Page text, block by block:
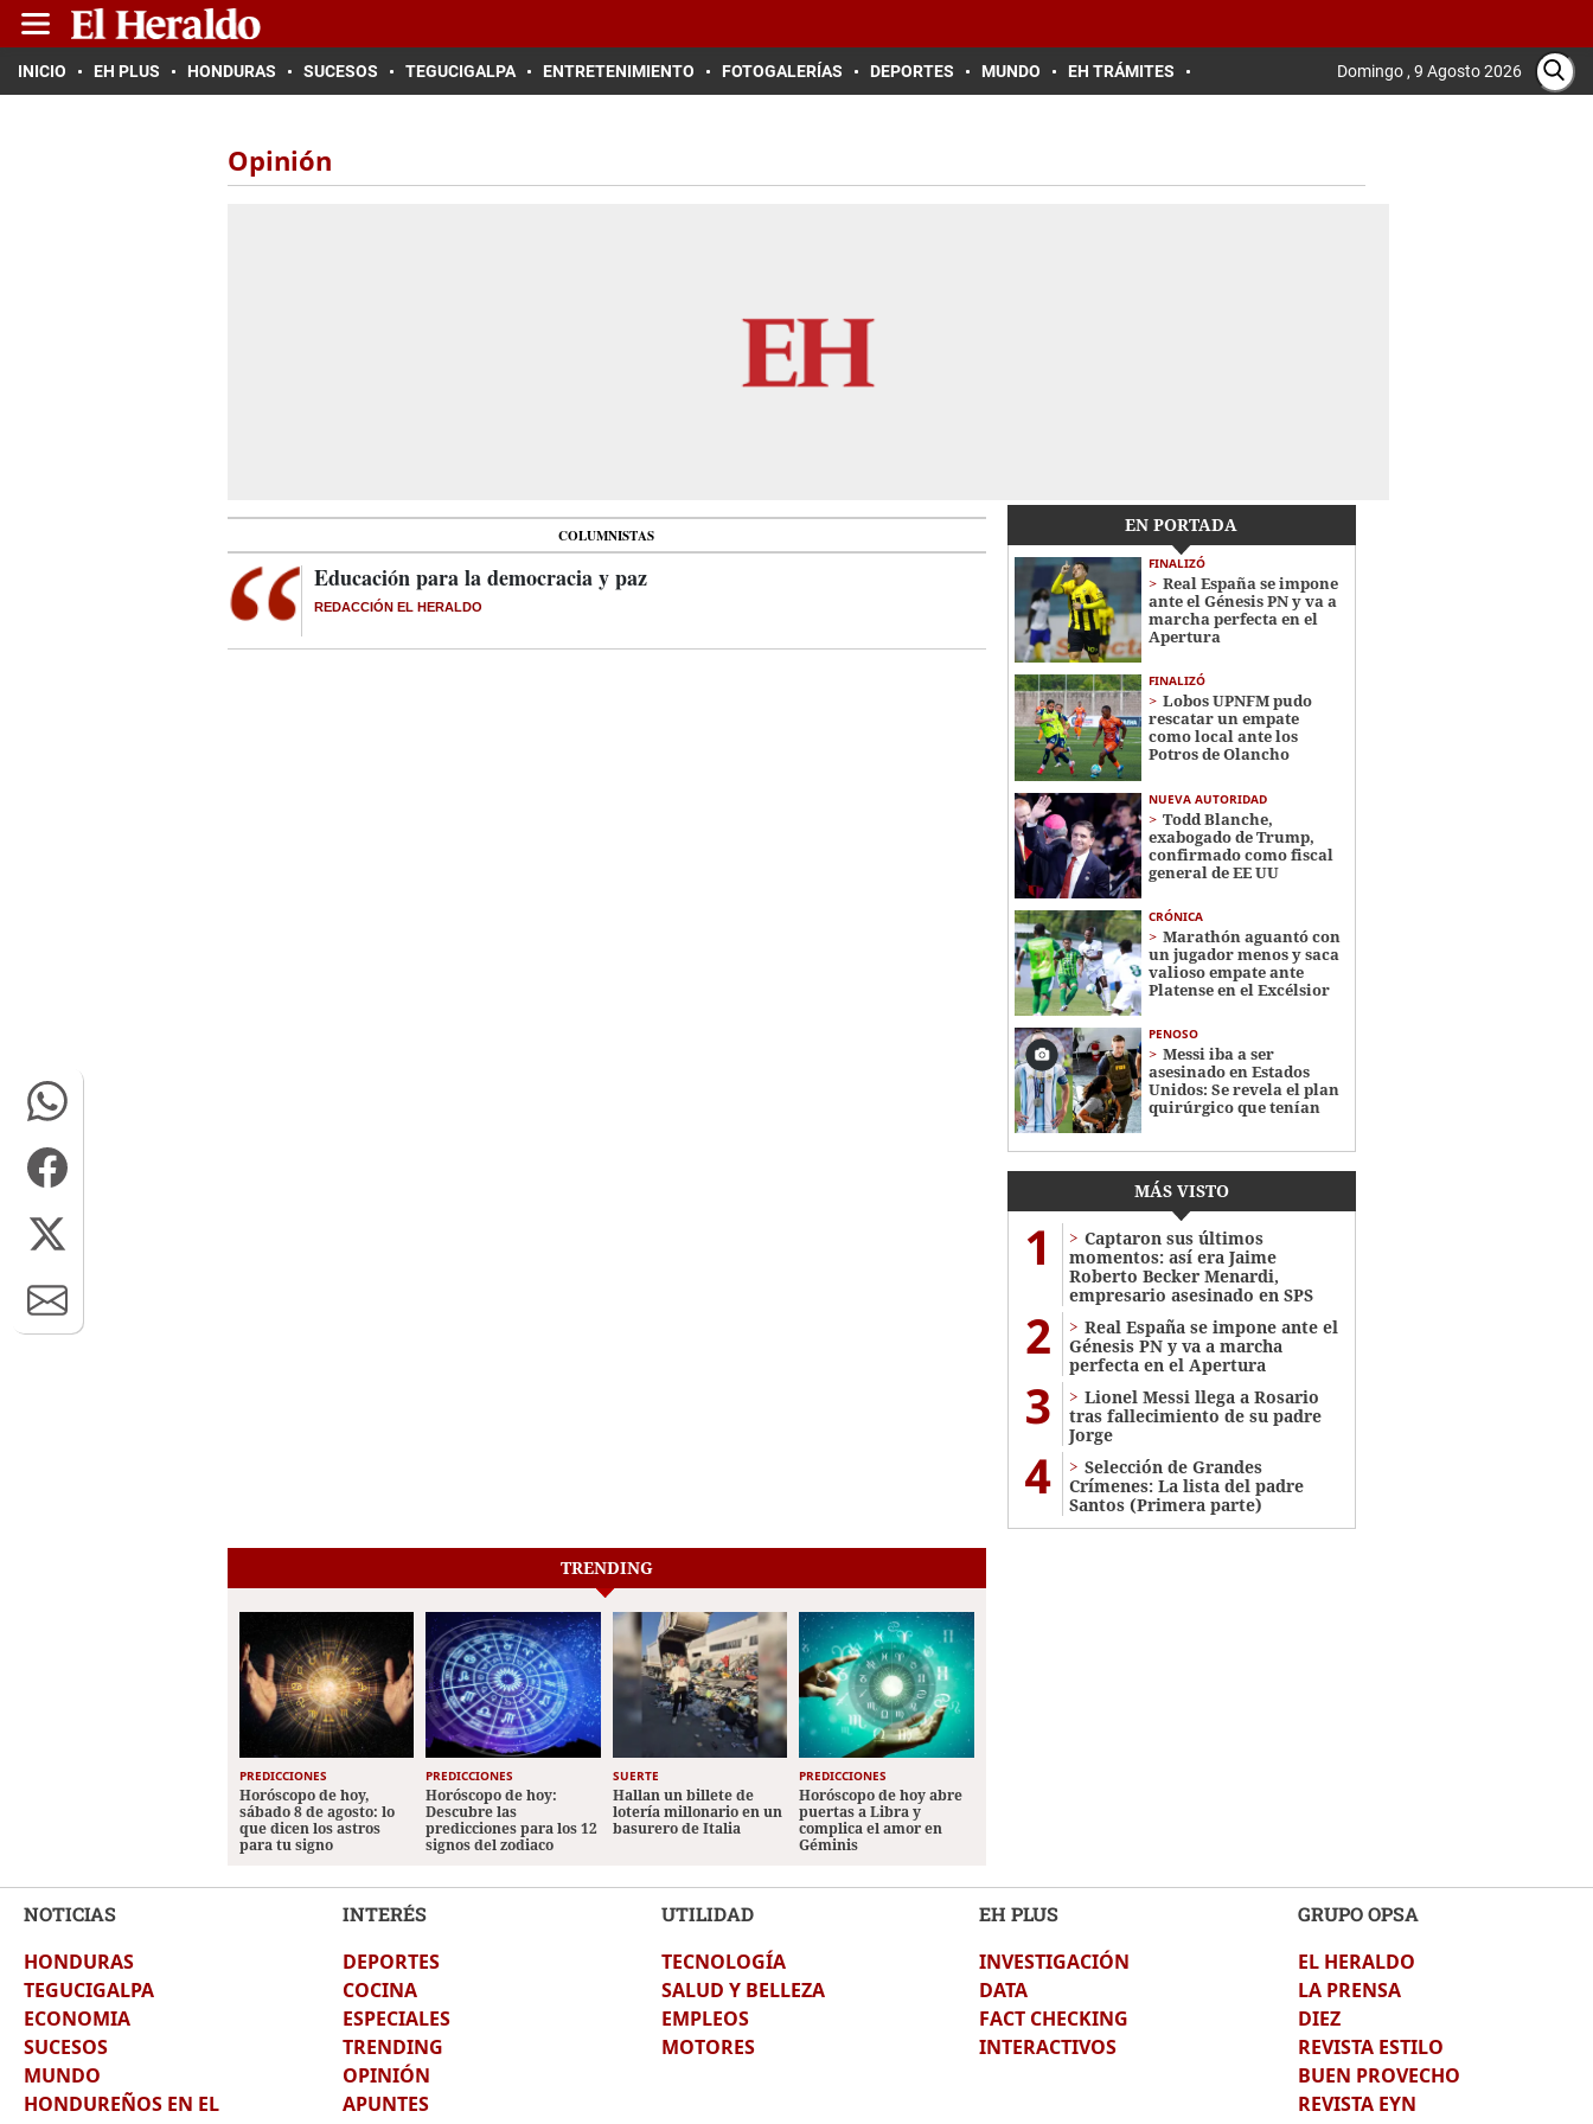
INICIO EH PLUS HONDURAS SUCESOS TEGUCIGALPA ENTRETENIMIENTO FOTOGALERÍAS DEPORTES MUNDO EH TRÁMITES Domingo , 9 Agosto 2026
Opinión
COLUMNISTAS
Educación para la democracia y paz
REDACCIÓN EL HERALDO
EN PORTADA
FINALIZÓ
Real España se impone
ante el Génesis PN y va a
marcha perfecta en el
Apertura
FINALIZÓ
Lobos UPNFM pudo
rescatar un empate
como local ante los
Potros de Olancho
NUEVA AUTORIDAD
Todd Blanche,
exabogado de Trump,
confirmado como fiscal
general de EE UU
CRÓNICA
Marathón aguantó con
un jugador menos y saca
valioso empate ante
Platense en el Excélsior
PENOSO
Messi iba a ser
asesinado en Estados
Unidos: Se revela el plan
quirúrgico que tenían
MÁS VISTO
1
Captaron sus últimos
momentos: así era Jaime
Roberto Becker Menardi​​​,
empresario asesinado en SPS
2
Real España se impone ante el
Génesis PN y va a marcha
perfecta en el Apertura
3
Lionel Messi llega a Rosario
tras fallecimiento de su padre
Jorge
4
Selección de Grandes
Crímenes: La lista del padre
Santos (Primera parte)
TRENDING
PREDICCIONES
Horóscopo de hoy,
sábado 8 de agosto: lo
que dicen los astros
para tu signo
PREDICCIONES
Horóscopo de hoy:
Descubre las
predicciones para los 12
signos del zodiaco
SUERTE
Hallan un billete de
lotería millonario en un
basurero de Italia
PREDICCIONES
Horóscopo de hoy abre
puertas a Libra y
complica el amor en
Géminis
NOTICIAS
HONDURAS
TEGUCIGALPA
ECONOMIA
SUCESOS
MUNDO
HONDUREÑOS EN EL
INTERÉS
DEPORTES
COCINA
ESPECIALES
TRENDING
OPINIÓN
APUNTES
UTILIDAD
TECNOLOGÍA
SALUD Y BELLEZA
EMPLEOS
MOTORES
EH PLUS
INVESTIGACIÓN
DATA
FACT CHECKING
INTERACTIVOS
GRUPO OPSA
EL HERALDO
LA PRENSA
DIEZ
REVISTA ESTILO
BUEN PROVECHO
REVISTA EYN